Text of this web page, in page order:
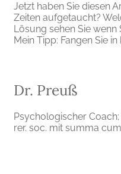
Jetzt haben Sie diesen
Zeiten aufgetaucht?
Lösung sehen Sie
Mein Tipp: Fangen Sie
Dr. Preuß
Psychologischer
rer. soc. mit summa